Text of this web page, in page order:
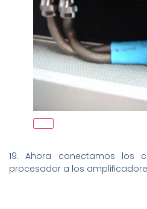
19. Ahora conectamos los
procesador a los